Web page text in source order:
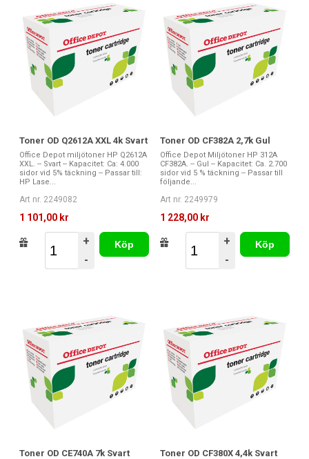
Toner OD Q2612A XXL 4k Svart
Office Depot miljötoner HP Q2612A
XXL. -- Svart -- Kapacitet: Ca: 4.000
sidor vid 5% täckning -- Passar till:
HP Lase...
Art nr. 2249082
1 101,00 kr
+
-
Köp
Toner OD CF382A 2,7k Gul
Office Depot Miljötoner HP 312A
CF382A. -- Gul -- Kapacitet: Ca. 2.700
sidor vid 5 % täckning -- Passar till
följande...
Art nr. 2249979
1 228,00 kr
+
-
Köp
Toner OD CE740A 7k Svart Toner OD CF380X 4,4k Svart